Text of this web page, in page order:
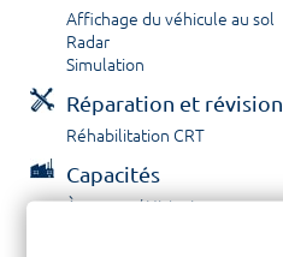
Affichage du véhicule au sol
Radar
Simulation
Réparation et révision
Réhabilitation CRT
Capacités
À propos / Historique